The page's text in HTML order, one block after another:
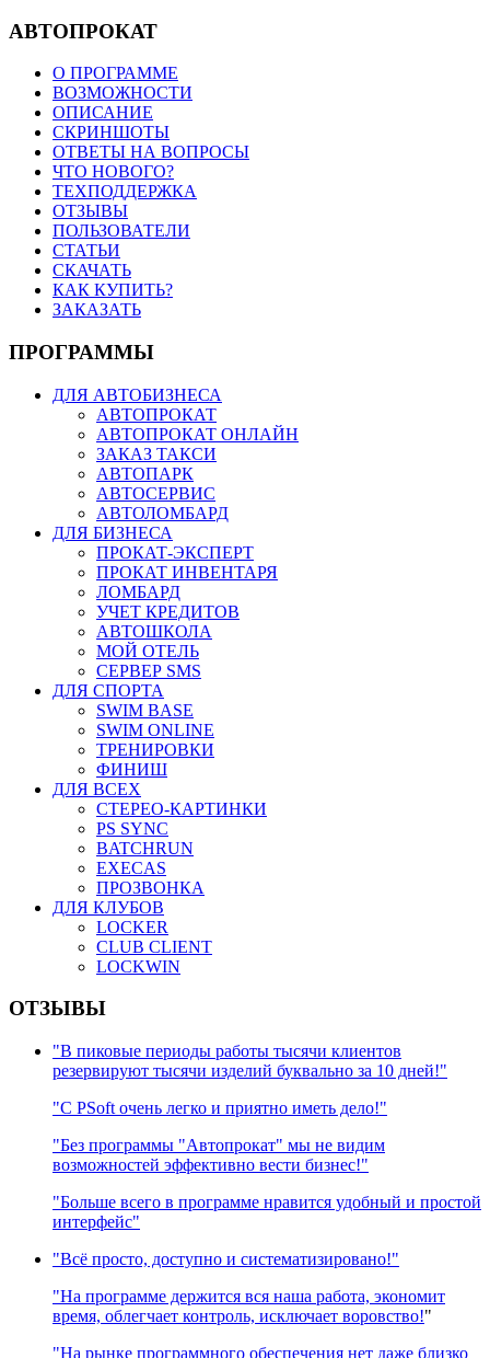
АВТОПРОКАТ
О ПРОГРАММЕ
ВОЗМОЖНОСТИ
ОПИСАНИЕ
СКРИНШОТЫ
ОТВЕТЫ НА ВОПРОСЫ
ЧТО НОВОГО?
ТЕХПОДДЕРЖКА
ОТЗЫВЫ
ПОЛЬЗОВАТЕЛИ
СТАТЬИ
СКАЧАТЬ
КАК КУПИТЬ?
ЗАКАЗАТЬ
ПРОГРАММЫ
ДЛЯ АВТОБИЗНЕСА
АВТОПРОКАТ
АВТОПРОКАТ ОНЛАЙН
ЗАКАЗ ТАКСИ
АВТОПАРК
АВТОСЕРВИС
АВТОЛОМБАРД
ДЛЯ БИЗНЕСА
ПРОКАТ-ЭКСПЕРТ
ПРОКАТ ИНВЕНТАРЯ
ЛОМБАРД
УЧЕТ КРЕДИТОВ
АВТОШКОЛА
МОЙ ОТЕЛЬ
СЕРВЕР SMS
ДЛЯ СПОРТА
SWIM BASE
SWIM ONLINE
ТРЕНИРОВКИ
ФИНИШ
ДЛЯ ВСЕХ
СТЕРЕО-КАРТИНКИ
PS SYNC
BATCHRUN
EXECAS
ПРОЗВОНКА
ДЛЯ КЛУБОВ
LOCKER
CLUB CLIENT
LOCKWIN
ОТЗЫВЫ
"В пиковые периоды работы тысячи клиентов
резервируют тысячи изделий буквально за 10 дней!"
"C PSoft очень легко и приятно иметь дело!"
"Без программы "Автопрокат" мы не видим
возможностей эффективно вести бизнес!"
"Больше всего в программе нравится удобный и простой
интерфейс"
"Всё просто, доступно и систематизировано!"
"На программе держится вся наша работа, экономит
время, облегчает контроль, исключает воровство!"
"На рынке программного обеспечения нет даже близко